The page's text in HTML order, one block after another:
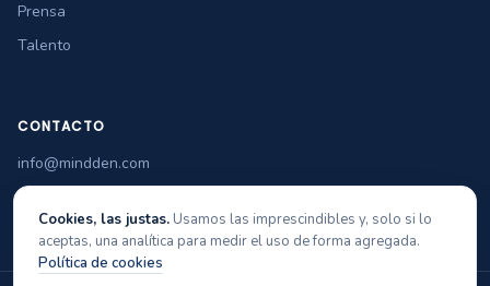
Prensa
Talento
CONTACTO
info@mindden.com
+34 965 349 770
Cookies, las justas. Usamos las imprescindibles y, solo si lo
aceptas, una analítica para medir el uso de forma agregada.
Política de cookies